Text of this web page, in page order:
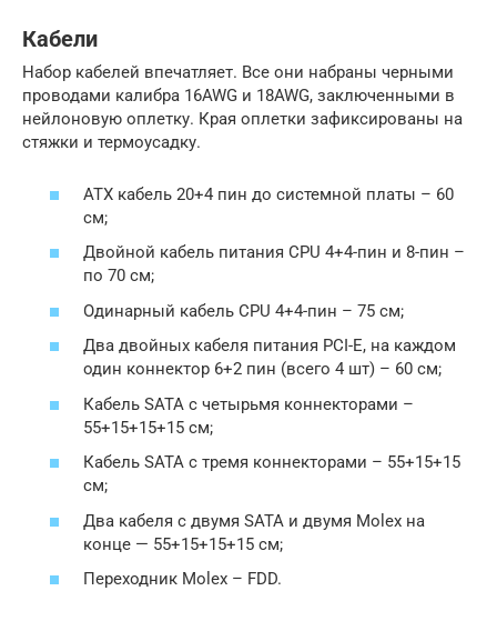
Кабели
Набор кабелей впечатляет. Все они набраны черными
проводами калибра 16AWG и 18AWG, заключенными в
нейлоновую оплетку. Края оплетки зафиксированы на
стяжки и термоусадку.
ATX кабель 20+4 пин до системной платы – 60
см;
Двойной кабель питания CPU 4+4-пин и 8-пин –
по 70 см;
Одинарный кабель CPU 4+4-пин – 75 см;
Два двойных кабеля питания PCI-E, на каждом
один коннектор 6+2 пин (всего 4 шт) – 60 см;
Кабель SATA с четырьмя коннекторами –
55+15+15+15 см;
Кабель SATA с тремя коннекторами – 55+15+15
см;
Два кабеля с двумя SATA и двумя Molex на
конце — 55+15+15+15 см;
Переходник Molex – FDD.